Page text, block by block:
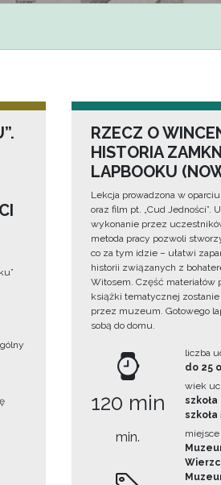
RZECZ O
HISTORIA
LAPBOOKU
Lekcja prowadzona w
oraz film pt. „Cud Jedności”.
wykonanie przez
metoda pracy pozwoli
co za tym idzie – ułatwi
historii związanych z
Witosem. Część materiałów
książki tematycznej zostanie
przez muzeum. Gotowego
sobą do domu.
120 min
min.
liczba
do 25
wiek
miejsce